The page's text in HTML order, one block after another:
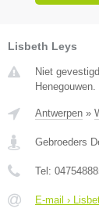
Lisbeth Leys
Niet
Henegouwen.
Antwerpen »
Gebroeders
Tel:
E-mail ›